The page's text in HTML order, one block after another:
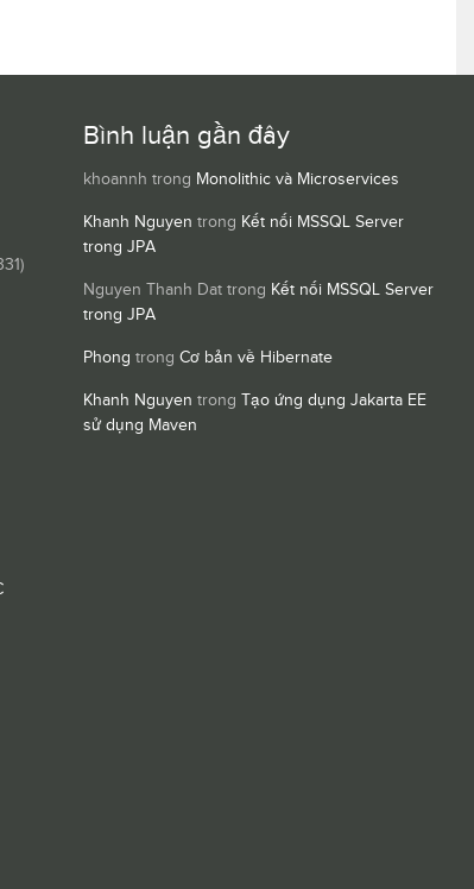
Bình luận gần đây
khoannh trong Monolithic và Microservices
Khanh Nguyen trong Kết nối MSSQL Server
trong JPA
Nguyen Thanh Dat trong Kết nối MSSQL Server
trong JPA
Phong trong Cơ bản về Hibernate
Khanh Nguyen trong Tạo ứng dụng Jakarta EE
sử dụng Maven